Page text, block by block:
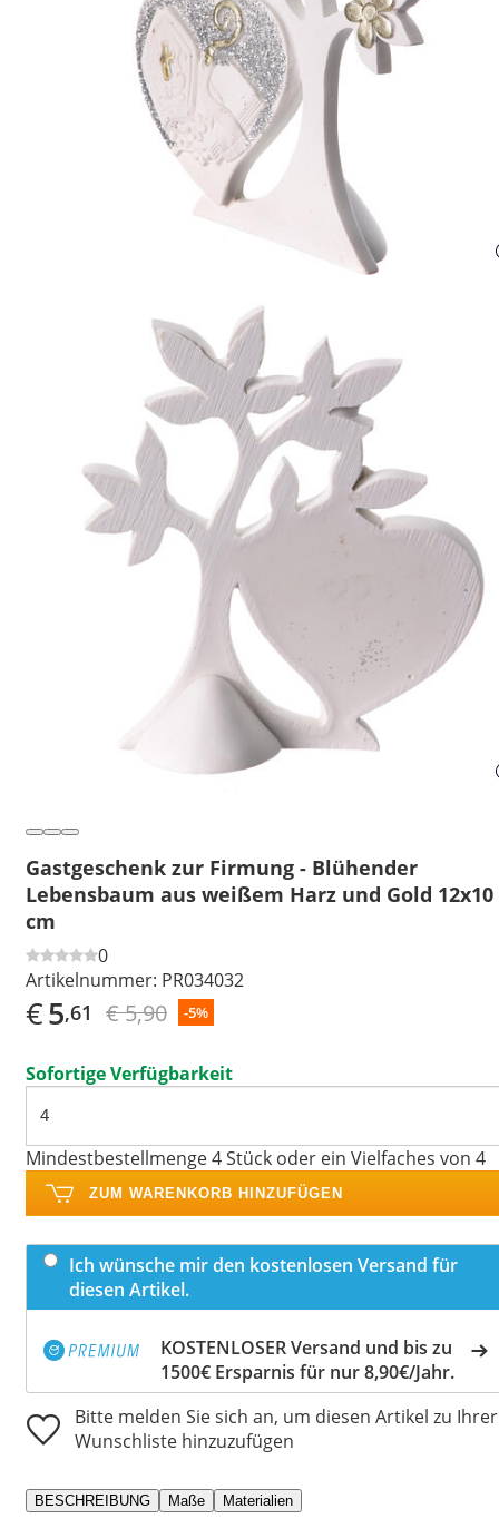
Gastgeschenk zur Firmung - Blühender
Lebensbaum aus weißem Harz und Gold 12x10
cm
0
Artikelnummer: PR034032
€5,61 € 5,90 -5%
Sofortige Verfügbarkeit
Mindestbestellmenge 4 Stück oder ein Vielfaches von 4
ZUM WARENKORB HINZUFÜGEN
Ich wünsche mir den kostenlosen Versand für
diesen Artikel.
KOSTENLOSER Versand und bis zu
1500€ Ersparnis für nur 8,90€/Jahr.
Bitte melden Sie sich an, um diesen Artikel zu Ihrer
Wunschliste hinzuzufügen
BESCHREIBUNG Maße Materialien